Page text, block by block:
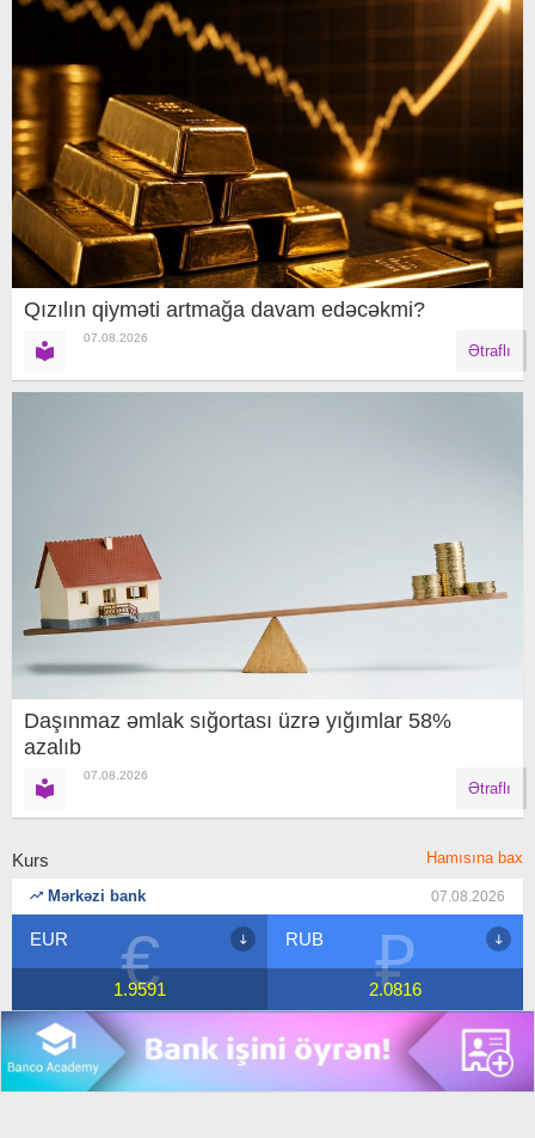
Qızılın qiyməti artmağa davam edəcəkmi?
07.08.2026
Ətraflı
Daşınmaz əmlak sığortası üzrə yığımlar 58%
azalıb
07.08.2026
Ətraflı
Kurs Hamısına bax
Mərkəzi bank 07.08.2026
€
EUR
1.9591 ₽
RUB
2.0816